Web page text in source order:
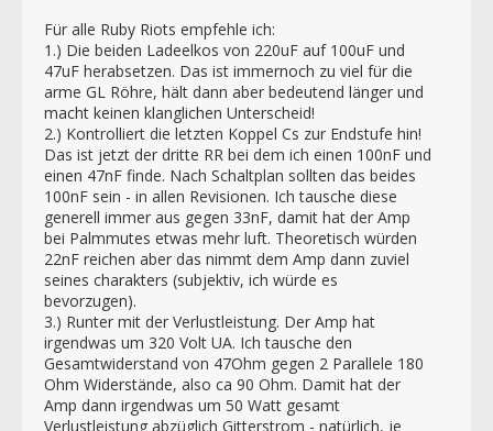
Für alle Ruby Riots empfehle ich:
1.) Die beiden Ladeelkos von 220uF auf 100uF und
47uF herabsetzen. Das ist immernoch zu viel für die
arme GL Röhre, hält dann aber bedeutend länger und
macht keinen klanglichen Unterscheid!
2.) Kontrolliert die letzten Koppel Cs zur Endstufe hin!
Das ist jetzt der dritte RR bei dem ich einen 100nF und
einen 47nF finde. Nach Schaltplan sollten das beides
100nF sein - in allen Revisionen. Ich tausche diese
generell immer aus gegen 33nF, damit hat der Amp
bei Palmmutes etwas mehr luft. Theoretisch würden
22nF reichen aber das nimmt dem Amp dann zuviel
seines charakters (subjektiv, ich würde es
bevorzugen).
3.) Runter mit der Verlustleistung. Der Amp hat
irgendwas um 320 Volt UA. Ich tausche den
Gesamtwiderstand von 47Ohm gegen 2 Parallele 180
Ohm Widerstände, also ca 90 Ohm. Damit hat der
Amp dann irgendwas um 50 Watt gesamt
Verlustleistung abzüglich Gitterstrom - natürlich, je